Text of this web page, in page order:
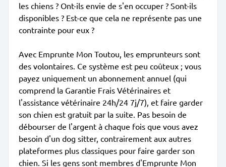
les chiens ? Ont-ils envie de s'en occuper ? Sont-ils
disponibles ? Est-ce que cela ne représente pas une
contrainte pour eux ?
Avec Emprunte Mon Toutou, les emprunteurs sont
des volontaires. Ce système est peu coûteux ; vous
payez uniquement un abonnement annuel (qui
comprend la Garantie Frais Vétérinaires et
l'assistance vétérinaire 24h/24 7j/7), et faire garder
son chien est gratuit par la suite. Pas besoin de
débourser de l'argent à chaque fois que vous avez
besoin d'un dog sitter, contrairement aux autres
plateformes plus classiques pour faire garder son
chien. Si les gens sont membres d'Emprunte Mon